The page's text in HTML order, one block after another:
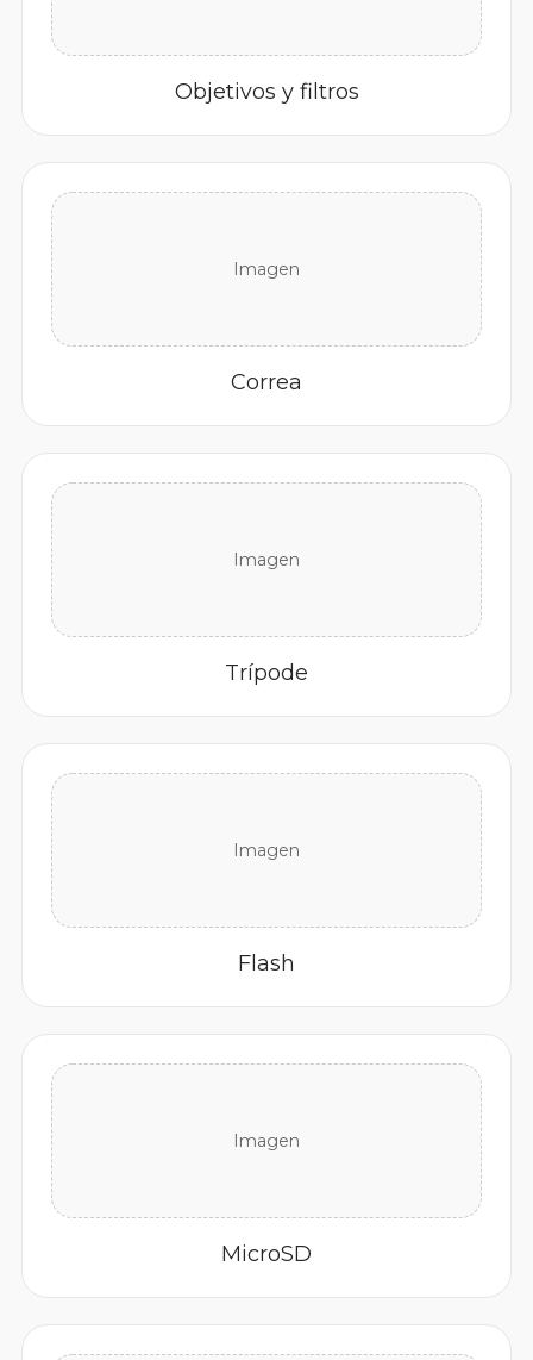
Objetivos y filtros
Imagen
Correa
Imagen
Trípode
Imagen
Flash
Imagen
MicroSD